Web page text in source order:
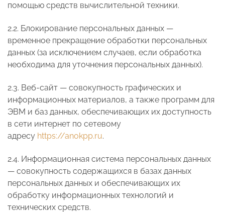
помощью средств вычислительной техники.
2.2. Блокирование персональных данных —
временное прекращение обработки персональных
данных (за исключением случаев, если обработка
необходима для уточнения персональных данных).
2.3. Веб-сайт — совокупность графических и
информационных материалов, а также программ для
ЭВМ и баз данных, обеспечивающих их доступность
в сети интернет по сетевому
адресу https://anokpp.ru.
2.4. Информационная система персональных данных
— совокупность содержащихся в базах данных
персональных данных и обеспечивающих их
обработку информационных технологий и
технических средств.